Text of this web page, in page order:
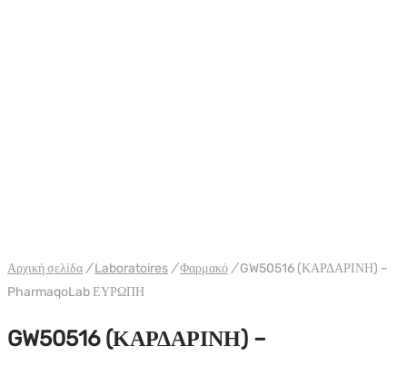
Αρχική σελίδα / Laboratoires /Φαρμακό /GW50516 (ΚΑΡΔΑΡΙΝΗ) –
PharmaqoLab ΕΥΡΩΠΗ
GW50516 (ΚΑΡΔΑΡΙΝΗ) –